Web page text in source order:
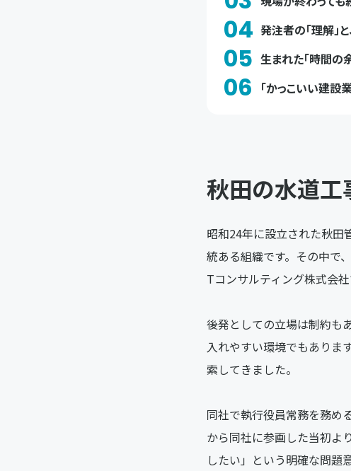
04 発注者の「理解」
05 生まれた「時間の
06 「かっこいい建設
秋田の水道工
昭和24年に設立された秋田
統ある組織です。その中で
Tコンサルティング株式会社
後発としての立場は制約も
入れやすい環境でもありま
索してきました。
同社で執行役員常務を務め
から同社に参画した当初よ
したい」という明確な問題